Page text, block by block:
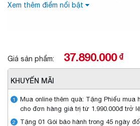
dàng)
Xem thêm điểm nổi bật
Giá sản phẩm:
37.890.000₫
KHUYẾN MÃI
1
Mua online thêm quà: Tặng Phiếu mua
cho đơn hàng giá trị từ 1.990.000đ trở
2
Tặng 01 Gói bảo hành trong 45 ngày